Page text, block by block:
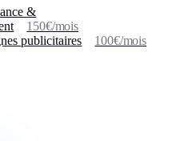
&
150€/mois
publicitaires
100€/mois